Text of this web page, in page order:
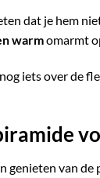
dat je hem
warmomarmt
iets over de
genieten van de